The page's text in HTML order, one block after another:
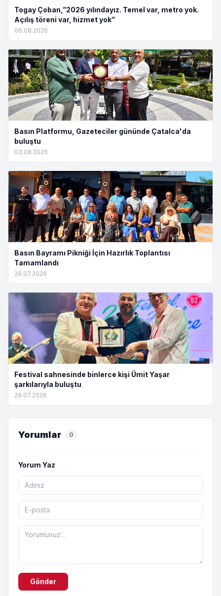
Togay Çoban,”2026 yılındayız. Temel var, metro yok.
Açılış töreni var, hizmet yok”
06.08.2026
Basın Platformu, Gazeteciler gününde Çatalca'da
buluştu
03.08.2026
Basın Bayramı Pikniği İçin Hazırlık Toplantısı
Tamamlandı
29.07.2026
Festival sahnesinde binlerce kişi Ümit Yaşar
şarkılarıyla buluştu
29.07.2026
Yorumlar 0
Yorum Yaz
Gönder